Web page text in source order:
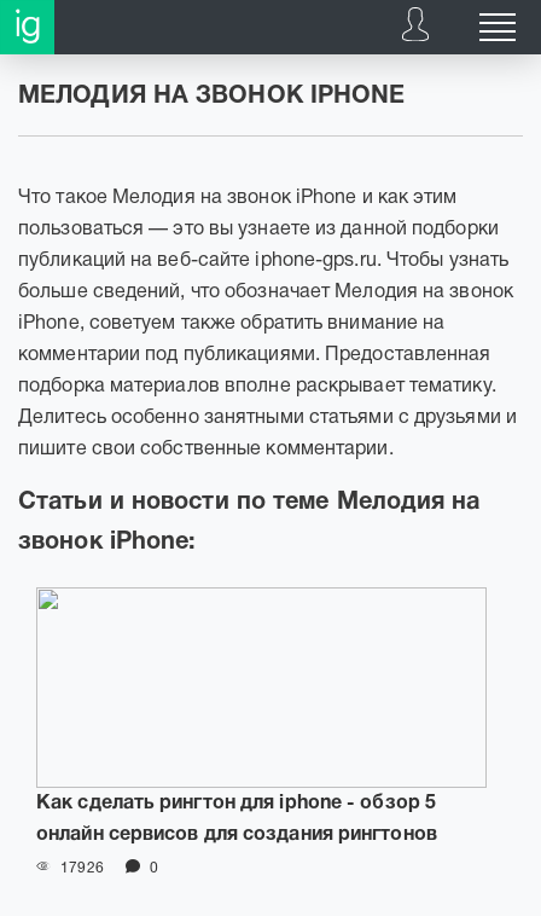
МЕЛОДИЯ НА ЗВОНОК IPHONE
Что такое Мелодия на звонок iPhone и как этим
пользоваться — это вы узнаете из данной подборки
публикаций на веб-сайте iphone-gps.ru. Чтобы узнать
больше сведений, что обозначает Мелодия на звонок
iPhone, советуем также обратить внимание на
комментарии под публикациями. Предоставленная
подборка материалов вполне раскрывает тематику.
Делитесь особенно занятными статьями с друзьями и
пишите свои собственные комментарии.
Статьи и новости по теме Мелодия на
звонок iPhone:
Как сделать рингтон для iphone - обзор 5
онлайн сервисов для создания рингтонов
17926 0